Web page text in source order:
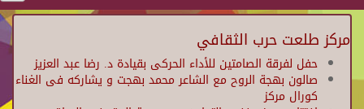
مركز طلعت حرب الثقافي
حفل لفرقة الصامتين للأداء الحركى بقيادة د. رضا عبد العزيز
صالون بهجة الروح مع الشاعر محمد بهجت و يشاركه فى الغناء
كورال مركز